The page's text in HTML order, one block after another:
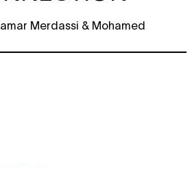
Merdassi & Mohamed